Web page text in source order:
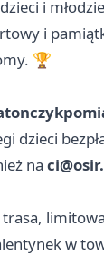
i
i
🏆
dzieci
na
w